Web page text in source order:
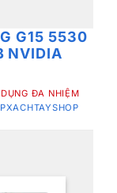
G15 5530
NVIDIA
ĐA NHIỆM